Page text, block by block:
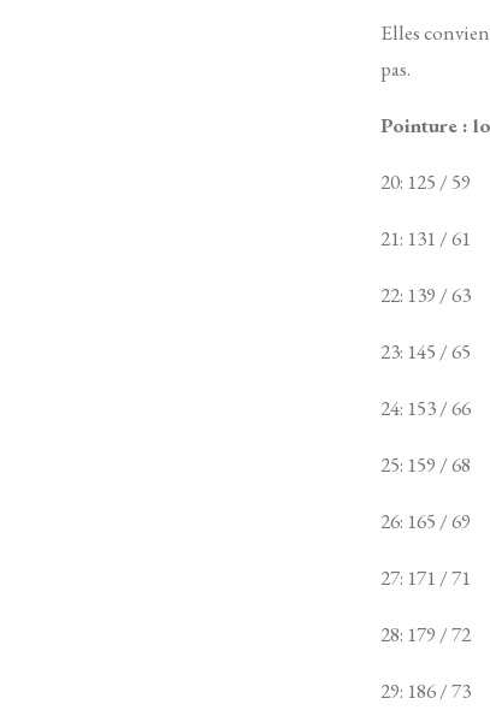
Elles
pas.
Pointure :
20: 125 / 59
21: 131 / 61
22: 139 / 63
23: 145 / 65
24: 153 / 66
25: 159 / 68
26: 165 / 69
27: 171 / 71
28: 179 / 72
29: 186 / 73